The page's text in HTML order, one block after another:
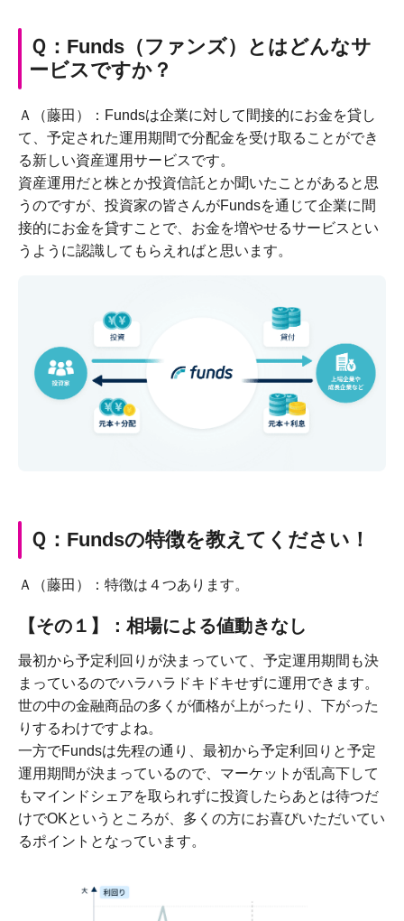
Ｑ：Funds（ファンズ）とはどんなサ
ービスですか？
Ａ（藤田）：Fundsは企業に対して間接的にお金を貸し
て、予定された運用期間で分配金を受け取ることができ
る新しい資産運用サービスです。
資産運用だと株とか投資信託とか聞いたことがあると思
うのですが、投資家の皆さんがFundsを通じて企業に間
接的にお金を貸すことで、お金を増やせるサービスとい
うように認識してもらえればと思います。
Ｑ：Fundsの特徴を教えてください！
Ａ（藤田）：特徴は４つあります。
【その１】：相場による値動きなし
最初から予定利回りが決まっていて、予定運用期間も決
まっているのでハラハラドキドキせずに運用できます。
世の中の金融商品の多くが価格が上がったり、下がった
りするわけですよね。
一方でFundsは先程の通り、最初から予定利回りと予定
運用期間が決まっているので、マーケットが乱高下して
もマインドシェアを取られずに投資したらあとは待つだ
けでOKというところが、多くの方にお喜びいただいてい
るポイントとなっています。